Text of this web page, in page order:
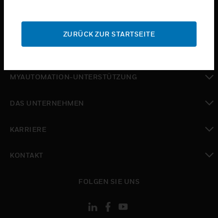
SUPPORT
toggle view
toggle view
MYAUTOMATION-UNTERSTÜTZUNG
DAS UNTERNEHMEN
KARRIERE
KONTAKT
FOLGEN SIE UNS
ZURÜCK ZUR STARTSEITE